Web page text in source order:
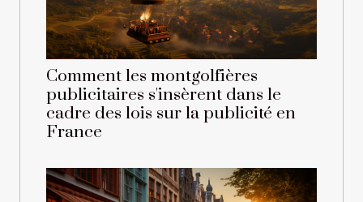
Comment les montgolfières
publicitaires s'insèrent dans le
cadre des lois sur la publicité en
France